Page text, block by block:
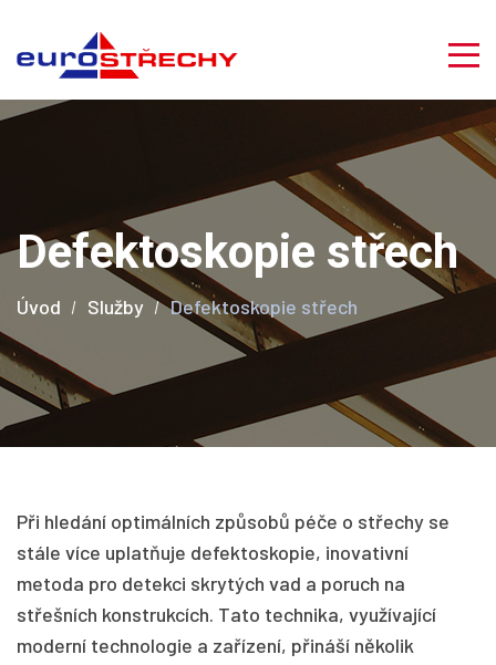
Defektoskopie střech
Úvod Služby Defektoskopie střech
Při hledání optimálních způsobů péče o střechy se
stále více uplatňuje defektoskopie, inovativní
metoda pro detekci skrytých vad a poruch na
střešních konstrukcích. Tato technika, využívající
moderní technologie a zařízení, přináší několik